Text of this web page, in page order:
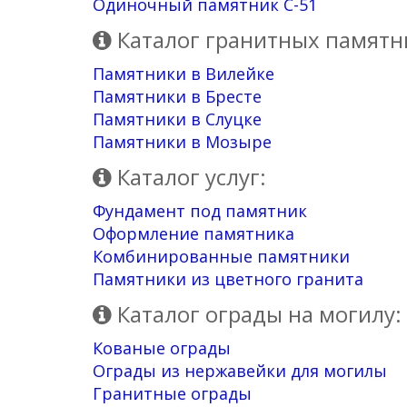
Одиночный памятник С-51
Каталог гранитных
Памятники в Вилейке
Памятники в Бресте
Памятники в Слуцке
Памятники в Мозыре
Каталог услуг:
Фундамент под памятник
Оформление памятника
Комбинированные памятники
Памятники из цветного гранита
Каталог ограды на могилу:
Кованые ограды
Ограды из нержавейки для могилы
Гранитные ограды